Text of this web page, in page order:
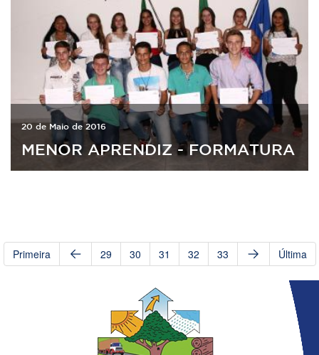
20 de Maio de 2016
MENOR APRENDIZ - FORMATURA
Primeira 29 30 31 32 33 Última